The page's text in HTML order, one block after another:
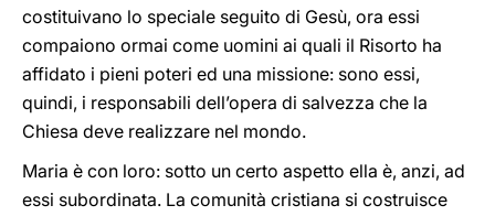
costituivano lo speciale seguito di Gesù, ora essi
compaiono ormai come uomini ai quali il Risorto ha
affidato i pieni poteri ed una missione: sono essi,
quindi, i responsabili dell’opera di salvezza che la
Chiesa deve realizzare nel mondo.
Maria è con loro: sotto un certo aspetto ella è, anzi, ad
essi subordinata. La comunità cristiana si costruisce